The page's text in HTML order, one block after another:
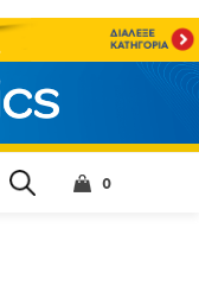
0